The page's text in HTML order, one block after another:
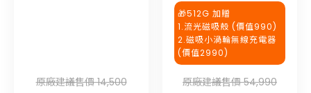
原廠建議售價 14,500
🎁512G 加贈
1.流光磁吸殼 (價值990)
2.磁吸小渦輪無線充電器
(價值2990)
原廠建議售價 54,990